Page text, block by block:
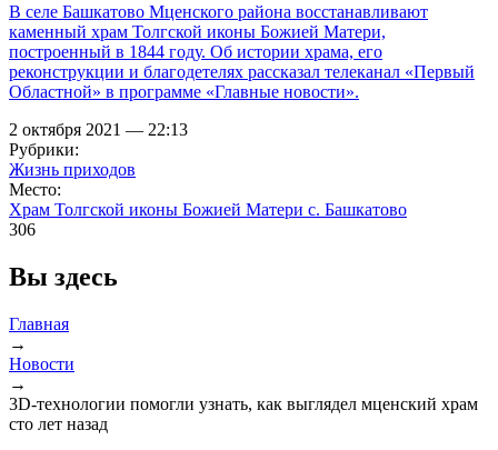
В селе Башкатово Мценского района восстанавливают
каменный храм Толгской иконы Божией Матери,
построенный в 1844 году. Об истории храма, его
реконструкции и благодетелях рассказал телеканал «Первый
Областной» в программе «Главные новости».
2 октября 2021 — 22:13
Рубрики:
Жизнь приходов
Место:
Храм Толгской иконы Божией Матери с. Башкатово
306
Вы здесь
Главная
→
Новости
→
3D-технологии помогли узнать, как выглядел мценский храм
сто лет назад